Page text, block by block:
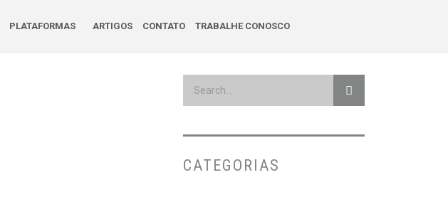
PLATAFORMAS ARTIGOS CONTATO TRABALHE CONOSCO
CATEGORIAS